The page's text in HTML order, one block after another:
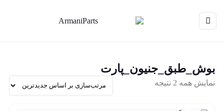
بوش_طبق_جنیون_پارت
نمایش همه 2 نتیجه